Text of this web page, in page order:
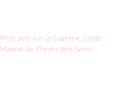
Mon avis sur la Gamme Criste
Marine de Panier des Sens !